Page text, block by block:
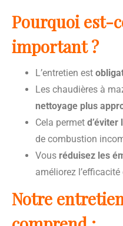
Pourquoi est-
important ?
L’entretien est
Les chaudières à
nettoyage plus
Cela permet d’éviter
de combustion
Vous réduisez les
améliorez
Notre